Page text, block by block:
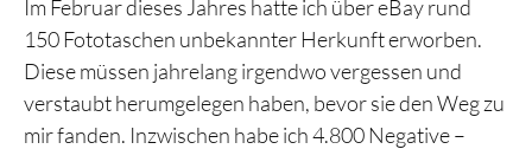
Im Februar dieses Jahres hatte ich über eBay rund
150 Fototaschen unbekannter Herkunft erworben.
Diese müssen jahrelang irgendwo vergessen und
verstaubt herumgelegen haben, bevor sie den Weg zu
mir fanden. Inzwischen habe ich 4.800 Negative –